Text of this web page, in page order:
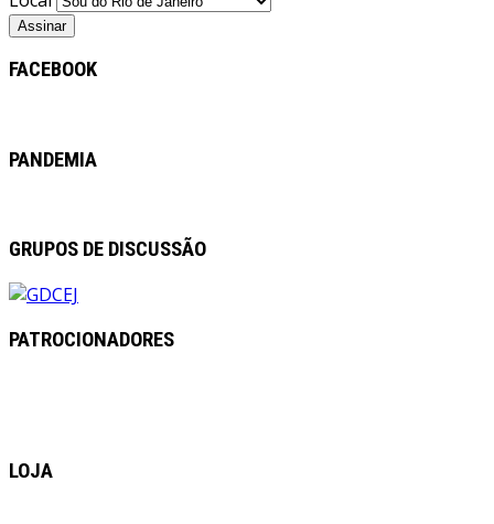
FACEBOOK
PANDEMIA
GRUPOS DE DISCUSSÃO
PATROCIONADORES
LOJA